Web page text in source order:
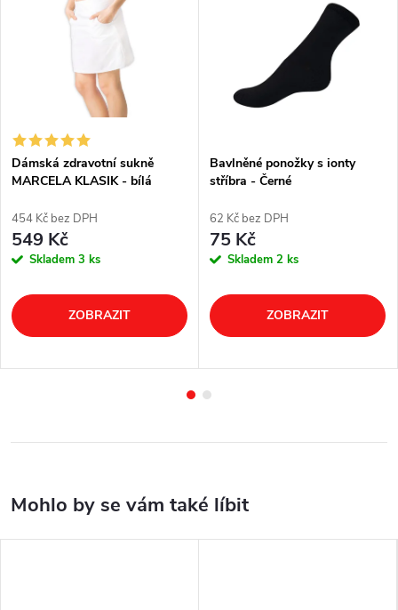
Dámská zdravotní sukně
MARCELA KLASIK - bílá
454 Kč bez DPH
549 Kč
Skladem 3 ks
ZOBRAZIT
Bavlněné ponožky s ionty
stříbra - Černé
62 Kč bez DPH
75 Kč
Skladem 2 ks
ZOBRAZIT